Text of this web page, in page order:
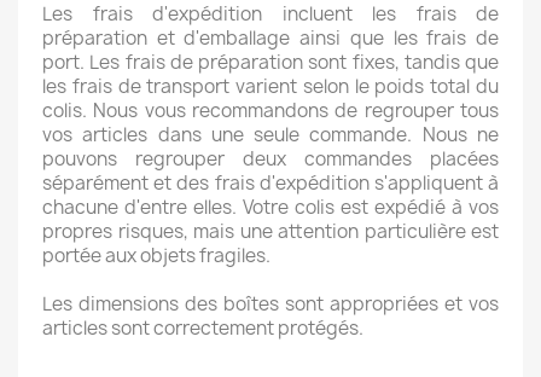
Les frais d'expédition incluent les frais de
préparation et d'emballage ainsi que les frais de
port. Les frais de préparation sont fixes, tandis que
les frais de transport varient selon le poids total du
colis. Nous vous recommandons de regrouper tous
vos articles dans une seule commande. Nous ne
pouvons regrouper deux commandes placées
séparément et des frais d'expédition s'appliquent à
chacune d'entre elles. Votre colis est expédié à vos
propres risques, mais une attention particulière est
portée aux objets fragiles.
Les dimensions des boîtes sont appropriées et vos
articles sont correctement protégés.